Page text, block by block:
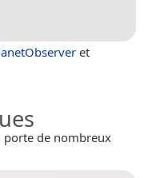
et
porte de nombreux